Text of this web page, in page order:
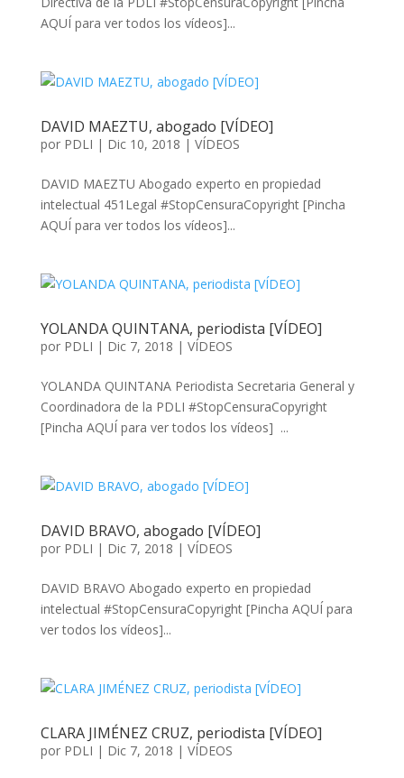
AQUÍ para ver todos los vídeos]...
DAVID MAEZTU, abogado [VÍDEO]
por PDLI | Dic 10, 2018 | VÍDEOS
DAVID MAEZTU Abogado experto en propiedad
intelectual 451Legal #StopCensuraCopyright [Pincha
AQUÍ para ver todos los vídeos]...
YOLANDA QUINTANA, periodista [VÍDEO]
por PDLI | Dic 7, 2018 | VÍDEOS
YOLANDA QUINTANA Periodista Secretaria General y
Coordinadora de la PDLI #StopCensuraCopyright
[Pincha AQUÍ para ver todos los vídeos] ...
DAVID BRAVO, abogado [VÍDEO]
por PDLI | Dic 7, 2018 | VÍDEOS
DAVID BRAVO Abogado experto en propiedad
intelectual #StopCensuraCopyright [Pincha AQUÍ para
ver todos los vídeos]...
CLARA JIMÉNEZ CRUZ, periodista [VÍDEO]
por PDLI | Dic 7, 2018 | VÍDEOS